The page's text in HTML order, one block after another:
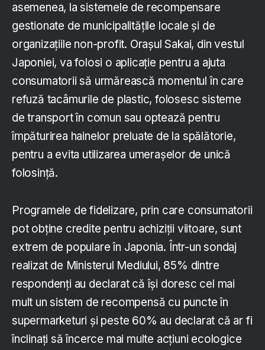
asemenea, la sistemele de recompensare
gestionate de municipalitățile locale și de
organizațiile non-profit. Orașul Sakai, din vestul
Japoniei, va folosi o aplicație pentru a ajuta
consumatorii să urmărească momentul în care
refuză tacâmurile de plastic, folosesc sisteme
de transport în comun sau optează pentru
împăturirea hainelor preluate de la spălătorie,
pentru a evita utilizarea umerașelor de unică
folosință.
Programele de fidelizare, prin care consumatorii
pot obține credite pentru achiziții viitoare, sunt
extrem de populare în Japonia. Într-un sondaj
realizat de Ministerul Mediului, 85% dintre
respondenți au declarat că își doresc cel mai
mult un sistem de recompensă cu puncte în
supermarketuri și peste 60% au declarat că ar fi
înclinați să încerce mai multe acțiuni ecologice